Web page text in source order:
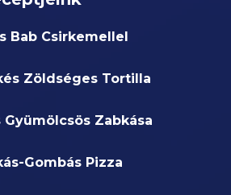
Bab Csirkemellel
Zöldséges Tortilla
Gyümölcsös Zabkása
Gombás Pizza